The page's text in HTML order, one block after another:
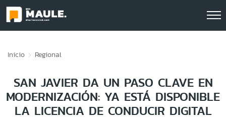
Inicio Regional
SAN JAVIER DA UN PASO CLAVE EN
MODERNIZACIÓN: YA ESTÁ DISPONIBLE
LA LICENCIA DE CONDUCIR DIGITAL